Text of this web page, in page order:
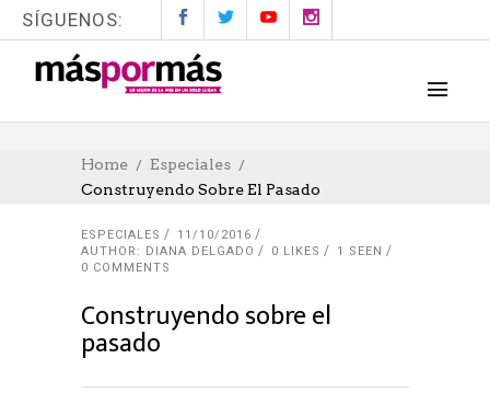
SÍGUENOS:
Home
Especiales
Construyendo Sobre El Pasado
ESPECIALES
11/10/2016
AUTHOR: DIANA DELGADO
0 LIKES
1 SEEN
0 COMMENTS
Construyendo sobre el
pasado